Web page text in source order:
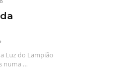
Luz do Lampião
numa …